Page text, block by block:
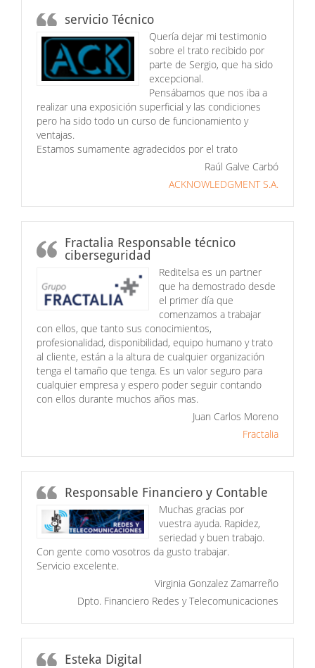
servicio Técnico
Quería dejar mi testimonio
sobre el trato recibido por
parte de Sergio, que ha sido
excepcional.
Pensábamos que nos iba a
realizar una exposición superficial y las condiciones
pero ha sido todo un curso de funcionamiento y
ventajas.
Estamos sumamente agradecidos por el trato
Raúl Galve Carbó
ACKNOWLEDGMENT S.A.
Fractalia Responsable técnico
ciberseguridad
Reditelsa es un partner
que ha demostrado desde
el primer día que
comenzamos a trabajar
con ellos, que tanto sus conocimientos,
profesionalidad, disponibilidad, equipo humano y trato
al cliente, están a la altura de cualquier organización
tenga el tamaño que tenga. Es un valor seguro para
cualquier empresa y espero poder seguir contando
con ellos durante muchos años mas.
Juan Carlos Moreno
Fractalia
Responsable Financiero y Contable
Muchas gracias por
vuestra ayuda. Rapidez,
seriedad y buen trabajo.
Con gente como vosotros da gusto trabajar.
Servicio excelente.
Virginia Gonzalez Zamarreño
Dpto. Financiero Redes y Telecomunicaciones
Esteka Digital